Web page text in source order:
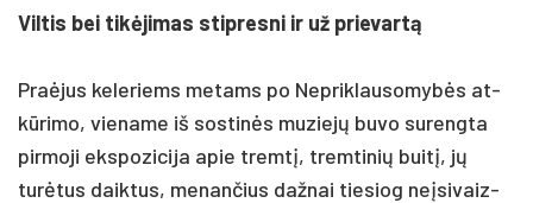
Vil­tis bei tikė­ji­mas stip­res­ni ir už prie­vartą
Praė­jus ke­le­riems me­tams po Nep­rik­lau­so­mybės at­
kūri­mo, vie­na­me iš sos­tinės mu­ziejų bu­vo su­reng­ta
pir­mo­ji eks­po­zi­ci­ja apie tremtį, trem­ti­nių buitį, jų
turė­tus daik­tus, me­nan­čius daž­nai tie­siog ne­įsi­vaiz­